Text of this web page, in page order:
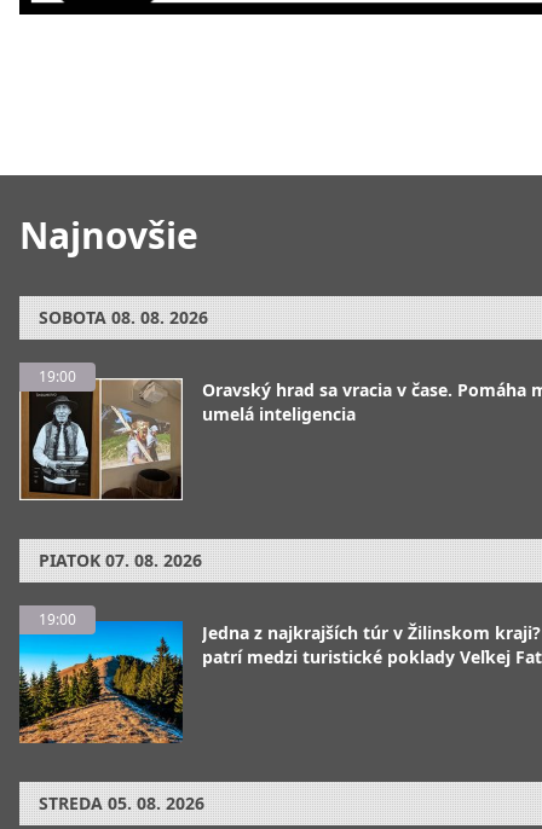
Najnovšie
SOBOTA 08. 08. 2026
19:00
Oravský hrad sa vracia v čase. Pomáha
umelá inteligencia
PIATOK 07. 08. 2026
19:00
Jedna z najkrajších túr v Žilinskom
patrí medzi turistické poklady Veľkej
STREDA 05. 08. 2026